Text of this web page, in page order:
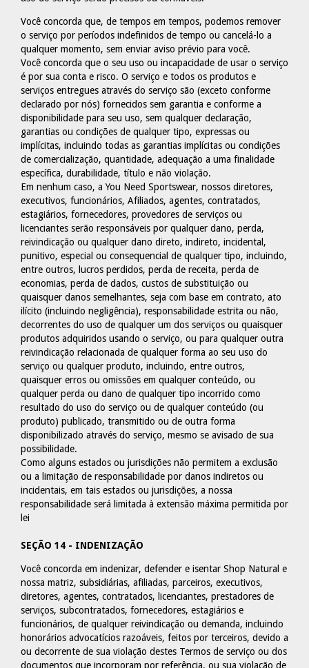
Você concorda que, de tempos em tempos, podemos remover
o serviço por períodos indefinidos de tempo ou cancelá-lo a
qualquer momento, sem enviar aviso prévio para você.
Você concorda que o seu uso ou incapacidade de usar o serviço
é por sua conta e risco. O serviço e todos os produtos e
serviços entregues através do serviço são (exceto conforme
declarado por nós) fornecidos sem garantia e conforme a
disponibilidade para seu uso, sem qualquer declaração,
garantias ou condições de qualquer tipo, expressas ou
implícitas, incluindo todas as garantias implícitas ou condições
de comercialização, quantidade, adequação a uma finalidade
específica, durabilidade, título e não violação.
Em nenhum caso, a You Need Sportswear, nossos diretores,
executivos, funcionários, Afiliados, agentes, contratados,
estagiários, fornecedores, provedores de serviços ou
licenciantes serão responsáveis por qualquer dano, perda,
reivindicação ou qualquer dano direto, indireto, incidental,
punitivo, especial ou consequencial de qualquer tipo, incluindo,
entre outros, lucros perdidos, perda de receita, perda de
economias, perda de dados, custos de substituição ou
quaisquer danos semelhantes, seja com base em contrato, ato
ilícito (incluindo negligência), responsabilidade estrita ou não,
decorrentes do uso de qualquer um dos serviços ou quaisquer
produtos adquiridos usando o serviço, ou para qualquer outra
reivindicação relacionada de qualquer forma ao seu uso do
serviço ou qualquer produto, incluindo, entre outros,
quaisquer erros ou omissões em qualquer conteúdo, ou
qualquer perda ou dano de qualquer tipo incorrido como
resultado do uso do serviço ou de qualquer conteúdo (ou
produto) publicado, transmitido ou de outra forma
disponibilizado através do serviço, mesmo se avisado de sua
possibilidade.
Como alguns estados ou jurisdições não permitem a exclusão
ou a limitação de responsabilidade por danos indiretos ou
incidentais, em tais estados ou jurisdições, a nossa
responsabilidade será limitada à extensão máxima permitida por
lei
SEÇÃO 14 - INDENIZAÇÃO
Você concorda em indenizar, defender e isentar Shop Natural e
nossa matriz, subsidiárias, afiliadas, parceiros, executivos,
diretores, agentes, contratados, licenciantes, prestadores de
serviços, subcontratados, fornecedores, estagiários e
funcionários, de qualquer reivindicação ou demanda, incluindo
honorários advocatícios razoáveis, feitos por terceiros, devido a
ou decorrente de sua violação destes Termos de serviço ou dos
documentos que incorporam por referência, ou sua violação de